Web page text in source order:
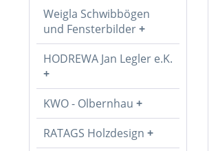
Weigla Schwibbögen
und Fensterbilder
HODREWA Jan Legler e.K.
KWO - Olbernhau
RATAGS Holzdesign